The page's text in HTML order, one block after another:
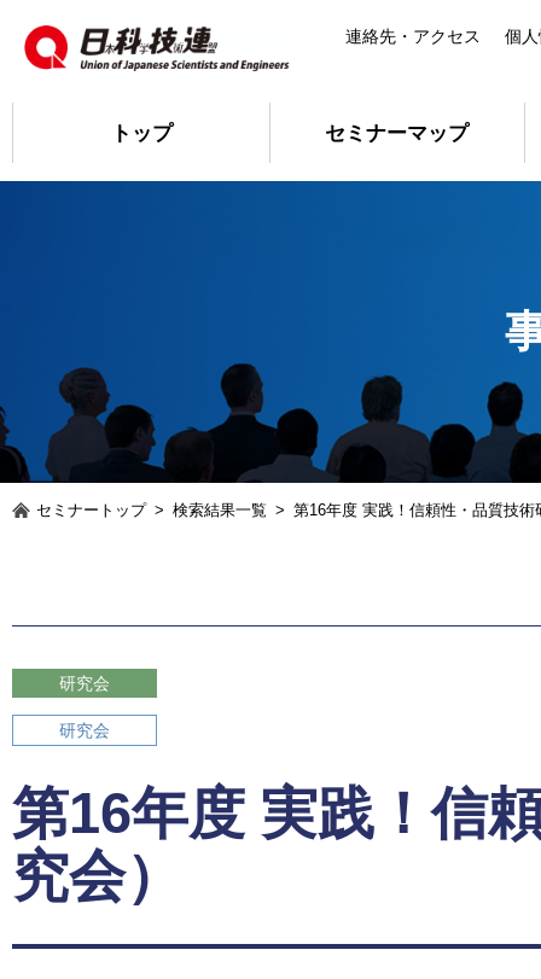
連絡先・アクセス 個
トップ セミナーマップ
セミナートップ > 検索結果一覧 > 第16年度 実践！信頼性・品質技術
研究会
研究会
第16年度 実践！信
究会）